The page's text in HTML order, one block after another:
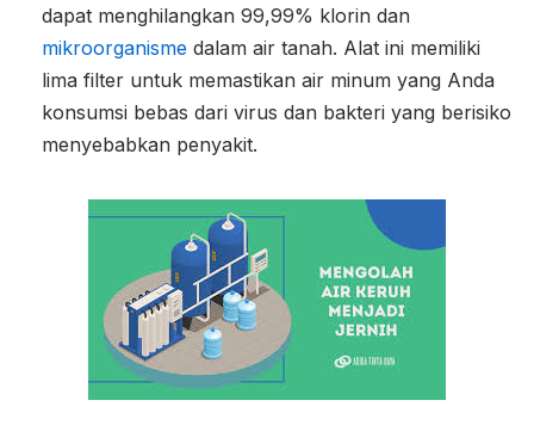
dapat menghilangkan 99,99% klorin dan
mikroorganisme dalam air tanah. Alat ini memiliki
lima filter untuk memastikan air minum yang Anda
konsumsi bebas dari virus dan bakteri yang berisiko
menyebabkan penyakit.